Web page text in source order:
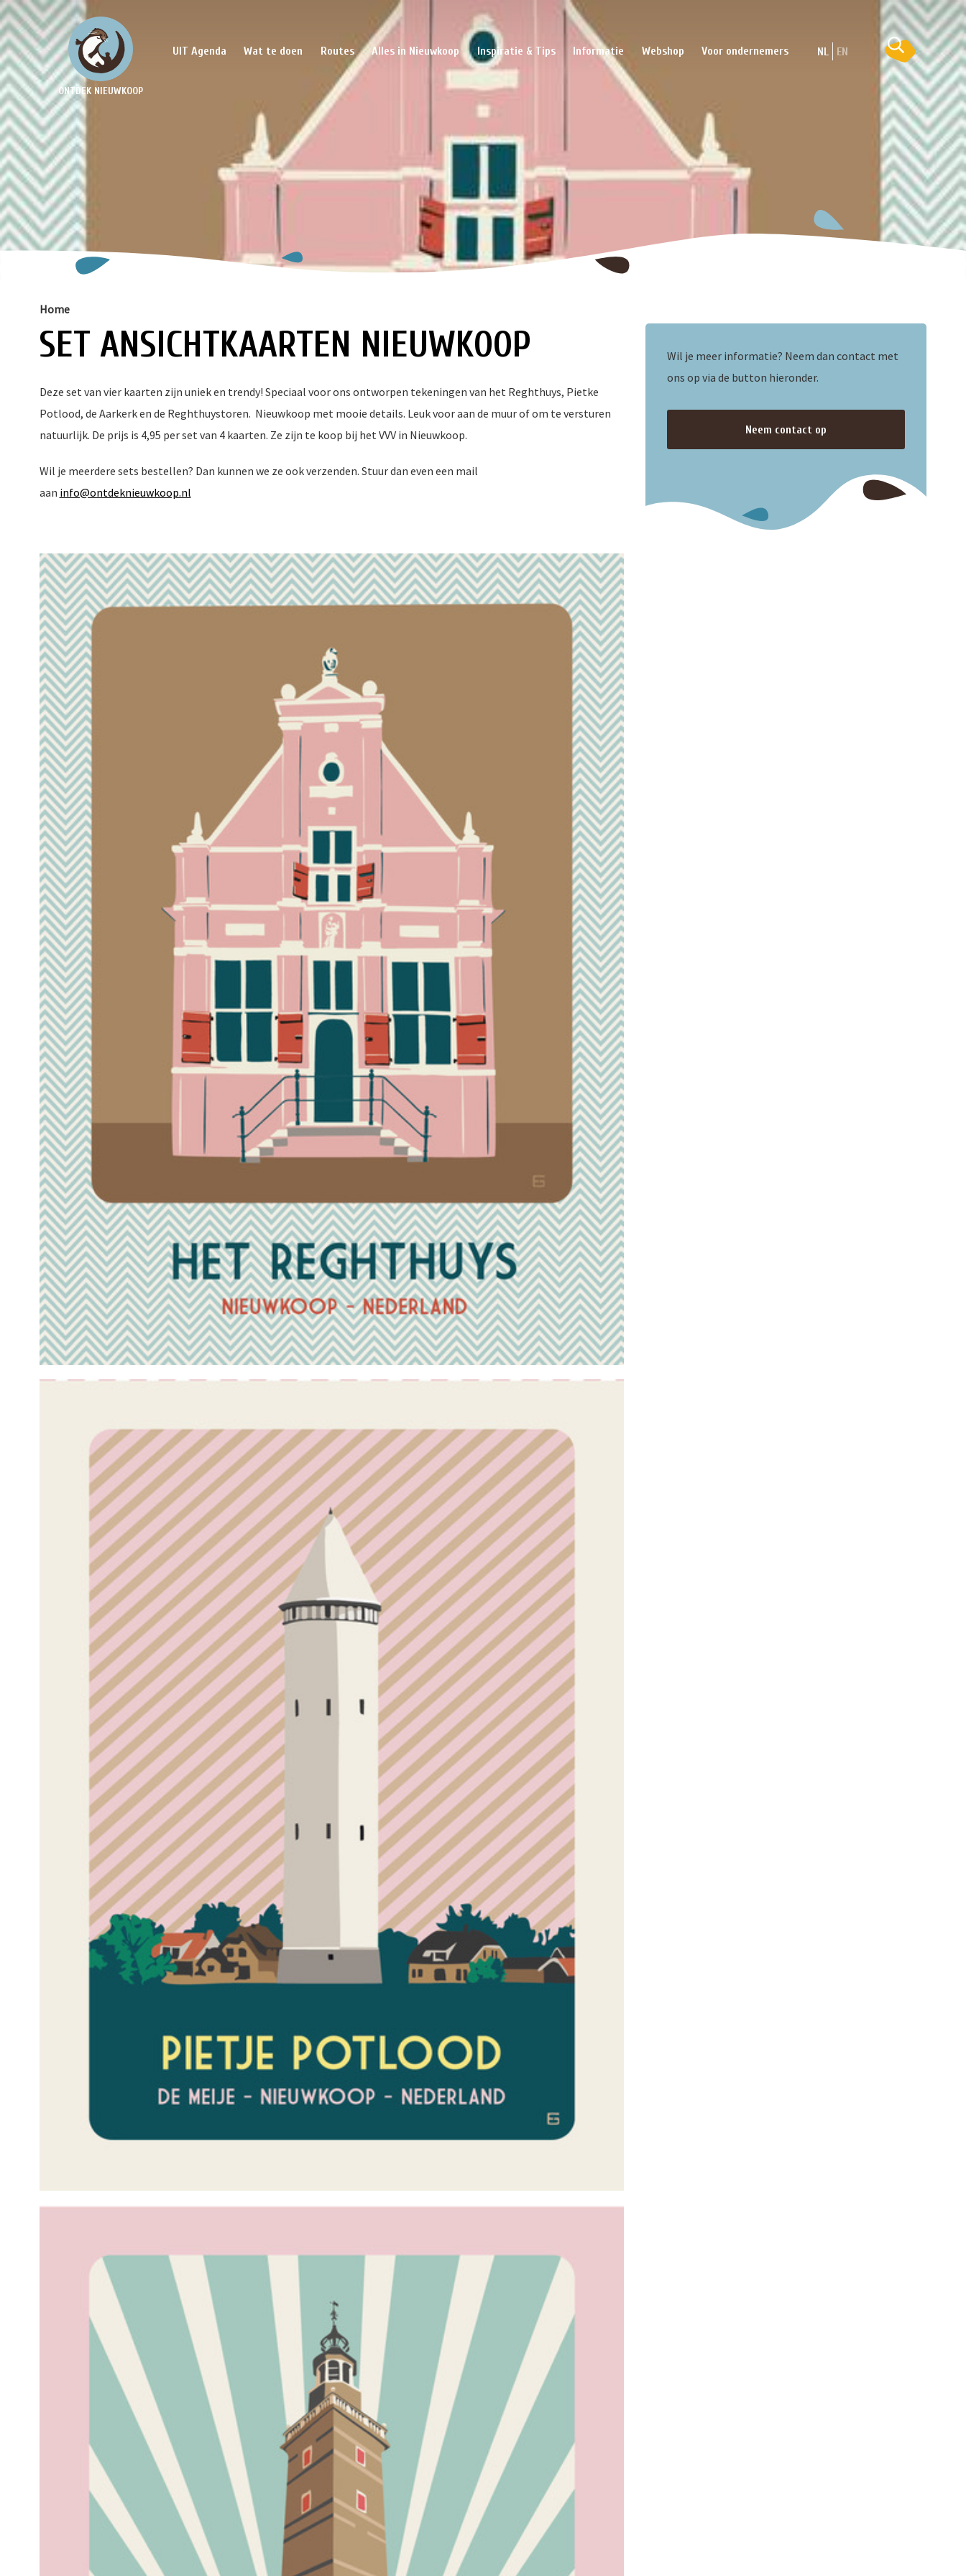
ONTDEK NIEUWKOOP
UIT Agenda Wat te doen Routes Alles in Nieuwkoop Inspiratie & Tips Informatie Webshop Voor ondernemers NL EN
Home
SET ANSICHTKAARTEN NIEUWKOOP
Deze set van vier kaarten zijn uniek en trendy! Speciaal voor ons ontworpen tekeningen van het Reghthuys, Pietke
Potlood, de Aarkerk en de Reghthuystoren. Nieuwkoop met mooie details. Leuk voor aan de muur of om te versturen
natuurlijk. De prijs is 4,95 per set van 4 kaarten. Ze zijn te koop bij het VVV in Nieuwkoop.
Wil je meerdere sets bestellen? Dan kunnen we ze ook verzenden. Stuur dan even een mail
aan info@ontdeknieuwkoop.nl
Wil je meer informatie? Neem dan contact met
ons op via de button hieronder.
Neem contact op